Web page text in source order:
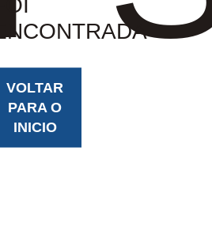
VOLTAR
PARA O
INICIO